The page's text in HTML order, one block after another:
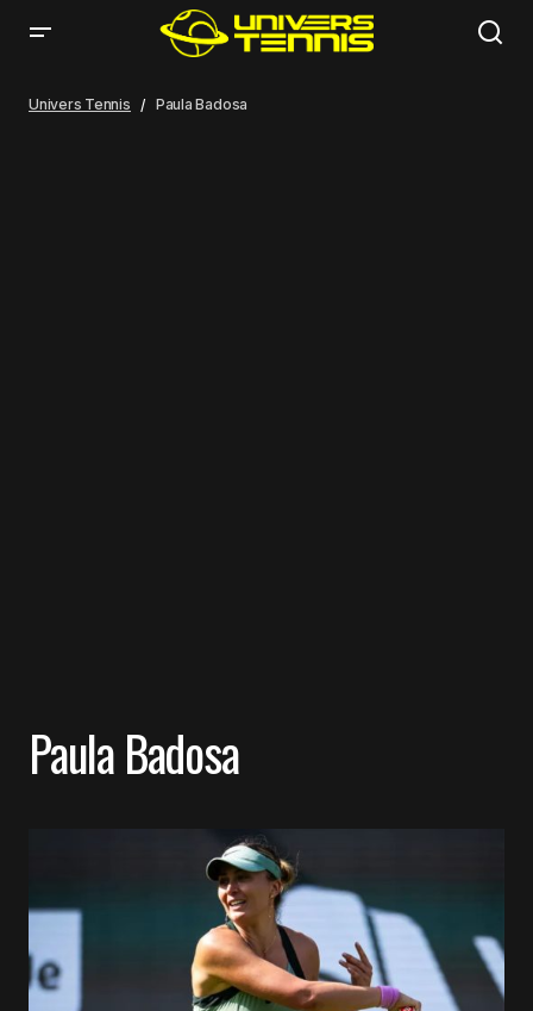
Univers Tennis Paula Badosa
Paula Badosa